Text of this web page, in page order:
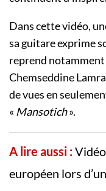
Dans cette vidéo,
sa guitare exprime
reprend
Chemseddine
de vues en
« Mansotich».
A lire aussi :
européen lors